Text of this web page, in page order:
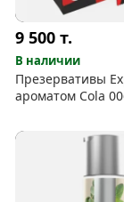
9 500т.
В наличии
Презервативы
ароматом Cola